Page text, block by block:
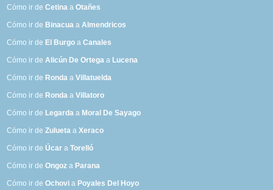
Cómo ir deCetina aOtañes
Cómo ir de Binacua aAlmendricos
Cómo ir de El Burgo aCanales
Cómo ir deAlicún De Ortega a Lucena
Cómo ir de Ronda aVillatuelda
Cómo ir de Ronda aVillatoro
Cómo ir de Legarda a Moral De Sayago
Cómo ir deZulueta aXeraco
Cómo ir deÚcar aTorelló
Cómo ir deOngoz a Parana
Cómo ir deOchovi a Poyales Del Hoyo